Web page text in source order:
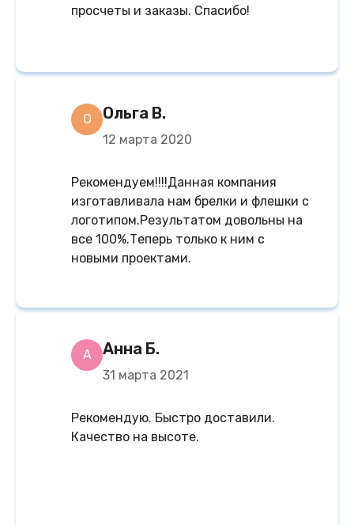
просчеты и заказы. Спасибо!
О Ольга В.
12 марта 2020
Рекомендуем!!!!Данная компания
изготавливала нам брелки и флешки с
логотипом.Результатом довольны на
все 100%.Теперь только к ним с
новыми проектами.
А Анна Б.
31 марта 2021
Рекомендую. Быстро доставили.
Качество на высоте.